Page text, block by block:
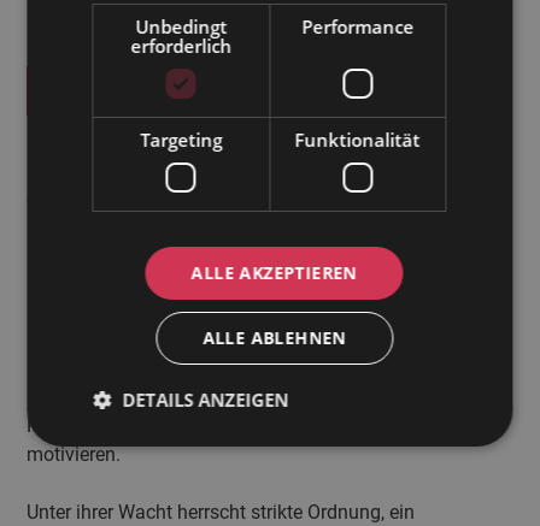
Oktopus mit Röntgenblick!
In Saras Königreich, dem Büro, sind ihre Hände und
Augen überall. Als Schwester von Julian ist sie offiziell
– ein Geheimnis, das die Chefs besser nie erfahren.
Ihre Schnelligkeit am Telefon ist legendär, ihr Schatten
kommt kaum hinterher.
Sara hat es sich zur Mission gemacht, Oli und Ann-
Kathrin zu immer wieder neuen Höchstleistungen zu
motivieren.
Unter ihrer Wacht herrscht strikte Ordnung, ein
Unbedingt
erforderlich
Performance
Targeting Funktionalität
ALLE AKZEPTIEREN
ALLE ABLEHNEN
DETAILS ANZEIGEN